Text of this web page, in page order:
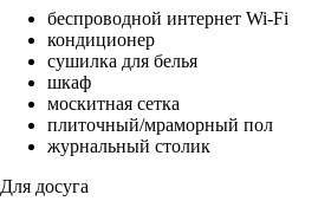
беспроводной интернет Wi-Fi
кондиционер
сушилка для белья
шкаф
москитная сетка
плиточный/мраморный пол
журнальный столик
Для досуга